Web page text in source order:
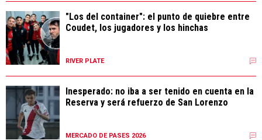
"Los del container": el punto de quiebre entre
Coudet, los jugadores y los hinchas
RIVER PLATE
Inesperado: no iba a ser tenido en cuenta en la
Reserva y será refuerzo de San Lorenzo
MERCADO DE PASES 2026